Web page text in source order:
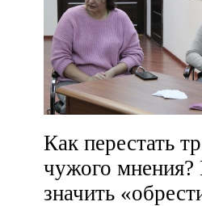
Как перестать
чужого мнения?
значить